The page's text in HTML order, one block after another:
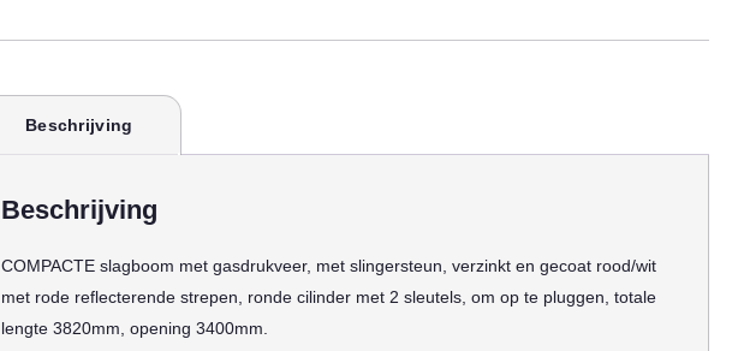
Beschrijving
Beschrijving
COMPACTE slagboom met gasdrukveer, met slingersteun, verzinkt en gecoat rood/wit
met rode reflecterende strepen, ronde cilinder met 2 sleutels, om op te pluggen, totale
lengte 3820mm, opening 3400mm.